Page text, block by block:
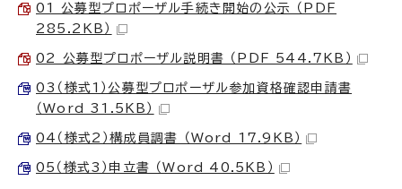
01 公募型プロポーザル手続き開始の公示 （PDF
285.2KB）
02 公募型プロポーザル説明書 （PDF 544.7KB）
03（様式1）公募型プロポーザル参加資格確認申請書
（Word 31.5KB）
04（様式2）構成員調書 （Word 17.9KB）
05（様式3）申立書 （Word 40.5KB）